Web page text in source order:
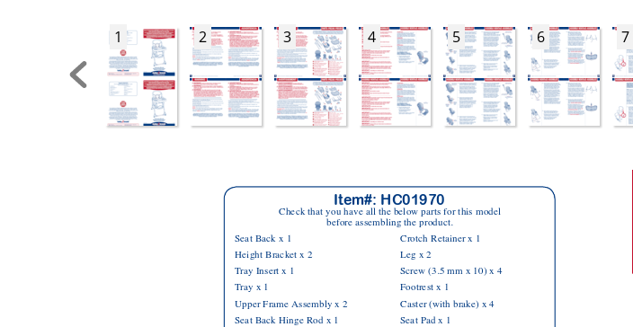
1 2 3 4 5 6 7
Seat Back x 1
Height Bracket x 2
Tray Insert x 1
Tray x 1
Upper Frame Assembly x 2
Seat Back Hinge Rod x 1
Crotch Retainer x 1
Leg x 2
Screw (3.5 mm x 10) x 4
Footrest x 1
Caster (with brake) x 4
Seat Pad x 1
Item#: HC01970
Check that you have all the below parts for this model
before assembling the product.